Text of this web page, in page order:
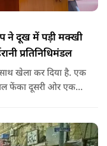
ने दूख में पड़ी मक्खी
प्रतिनिधिमंडल
खेला कर दिया है. एक
फेंका दूसरी ओर एक